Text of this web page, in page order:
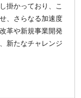
掛かっており、こ
、さらなる加速度
革や新規事業開発
新たなチャレンジ